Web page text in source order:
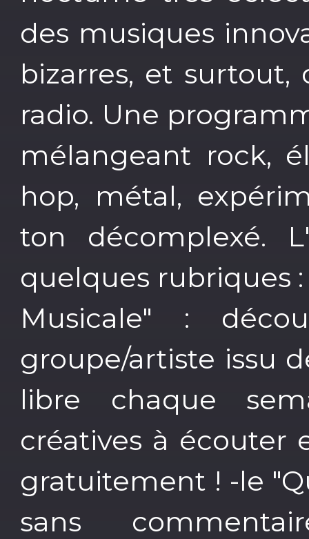
des musiques
bizarres, et
radio. Une
mélangeant rock,
hop, métal,
ton décomplexé.
quelques rubriques
Musicale" :
groupe/artiste issu
libre chaque
créatives à écouter
gratuitement ! -le
sans